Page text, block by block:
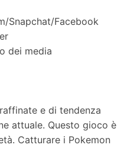
Snapchat/Facebook
dei media
e di tendenza
attuale. Questo gioco è
Catturare i Pokemon